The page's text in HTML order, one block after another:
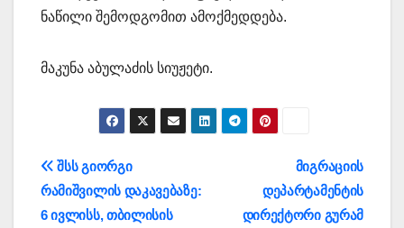
ნაწილი შემოდგომით ამოქმედდება.
მაკუნა აბულაძის სიუჟეტი.
პოსტის
ნავიგაცია
მიგრაციის
დეპარტამენტის
დირექტორი გურამ
შსს გიორგი
რამიშვილის დაკავებაზე:
6 ივლისს, თბილისის